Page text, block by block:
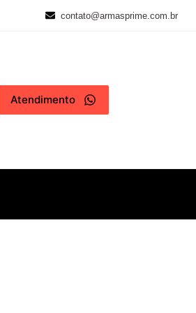
contato@armasprime.com.br
Atendimento